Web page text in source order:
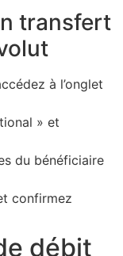
transfert
à l’onglet
» et
du bénéficiaire
confirmez
débit